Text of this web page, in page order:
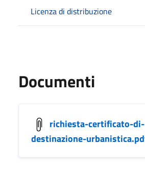
Licenza di distribuzione
Documenti
richiesta-certificato-di-
destinazione-